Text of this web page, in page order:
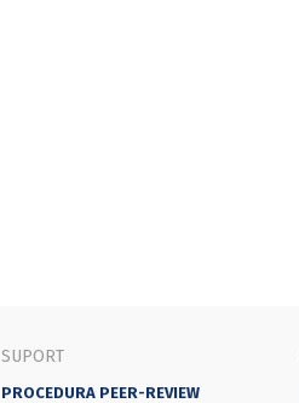
SUPORT
PROCEDURA PEER-REVIEW